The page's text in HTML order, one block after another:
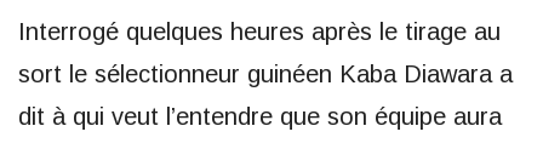
Interrogé quelques heures après le tirage au
sort le sélectionneur guinéen Kaba Diawara a
dit à qui veut l’entendre que son équipe aura